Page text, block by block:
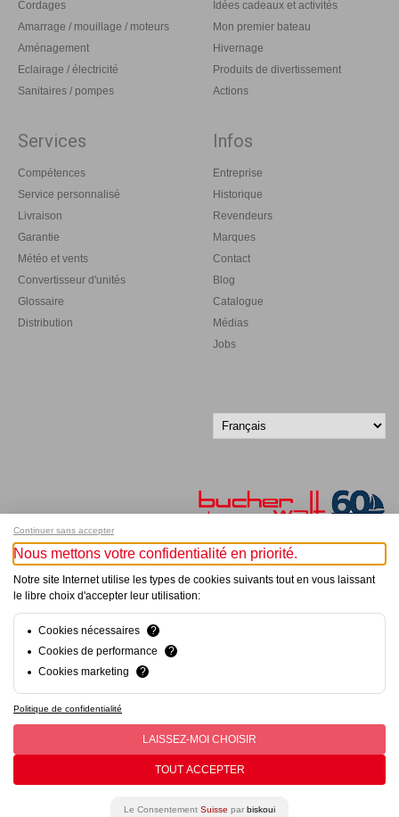
Cordages
Amarrage / mouillage / moteurs
Aménagement
Eclairage / électricité
Sanitaires / pompes
Idées cadeaux et activités
Mon premier bateau
Hivernage
Produits de divertissement
Actions
Services
Compétences
Service personnalisé
Livraison
Garantie
Météo et vents
Convertisseur d'unités
Glossaire
Distribution
Infos
Entreprise
Historique
Revendeurs
Marques
Contact
Blog
Catalogue
Médias
Jobs
© Bucher+Walt 2011-2026
Tous droits réservés - Informations non contractuelles
hsolutions.ch
Continuer sans accepter
Nous mettons votre confidentialité en priorité.
Notre site Internet utilise les types de cookies suivants tout en vous laissant
le libre choix d'accepter leur utilisation:
Cookies nécessaires
?
Cookies de performance
?
Cookies marketing
?
Politique de confidentialité
LAISSEZ-MOI CHOISIR
TOUT ACCEPTER
Le Consentement Suisse par biskoui